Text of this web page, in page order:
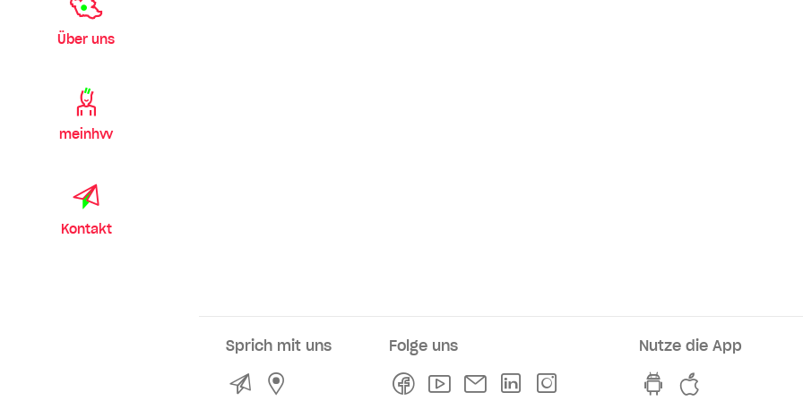
Über uns
meinhvv
Kontakt
Sprich mit uns
KontaktService- und Verkaufsstellen
Folge uns
FacebookYoutubeNewsletterLinkedln
Nutze die App
hvv switch App